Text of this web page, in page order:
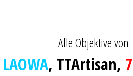
Alle Objektive von
LAOWA, TTArtisan, 7